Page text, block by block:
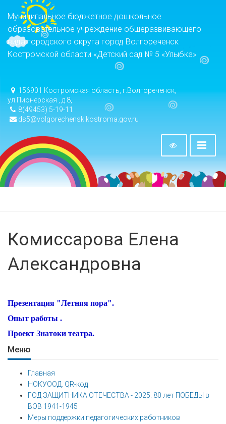
Муниципальное бюджетное дошкольное
образовательное учреждение общеразвивающего
вида городского округа город Волгореченск
Костромской области «Детский сад № 5 «Улыбка»
156901 Костромская область, г.Волгореченск,
ул.Пионерская , д.8,
8(49453) 5-19-11
ds5@volgorechensk.kostroma.gov.ru
Комиссарова Елена
Александровна
Презентация "Летняя пора".
Опыт работы .
Проект Знатоки театра.
Меню
Главная
НОКУООД. QR-код
ГОД ЗАЩИТНИКА ОТЕЧЕСТВА - 2025. 80 лет ПОБЕДЫ в
ВОВ 1941-1945
Меры поддержки педагогических работников